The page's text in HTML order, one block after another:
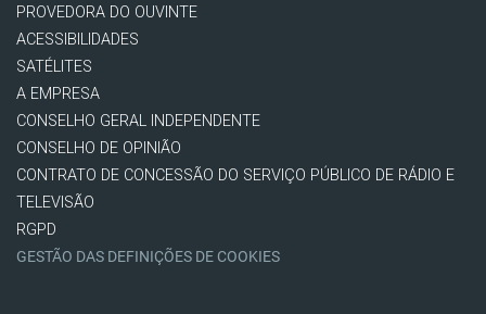
PROVEDORA DO OUVINTE
ACESSIBILIDADES
SATÉLITES
A EMPRESA
CONSELHO GERAL INDEPENDENTE
CONSELHO DE OPINIÃO
CONTRATO DE CONCESSÃO DO SERVIÇO PÚBLICO DE RÁDIO E
TELEVISÃO
RGPD
GESTÃO DAS DEFINIÇÕES DE COOKIES